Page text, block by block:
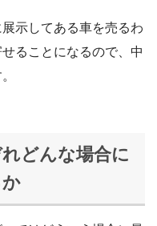
示してある車を売るわ
ることになるので、中
どんな場合に